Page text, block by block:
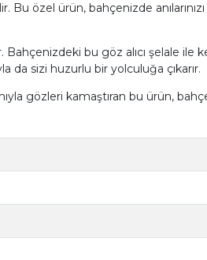
özel ürün, bahçenizde
bu göz alıcı şelale ile
da sizi huzurlu bir yolculuğa çıkarır.
gözleri kamaştıran bu ürün,